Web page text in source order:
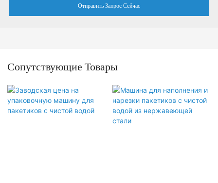
Отправить Запрос Сейчас
Сопутствующие Товары